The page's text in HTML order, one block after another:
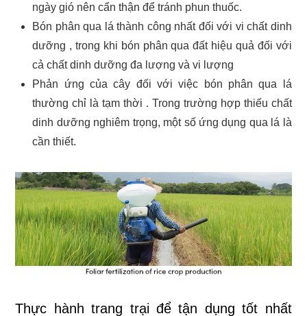
ngày gió nên cẩn thận để tránh phun thuốc.
Bón phân qua lá thành công nhất đối với vi chất dinh
dưỡng , trong khi bón phân qua đất hiệu quả đối với
cả chất dinh dưỡng đa lượng và vi lượng
Phản ứng của cây đối với việc bón phân qua lá
thường chỉ là tạm thời . Trong trường hợp thiếu chất
dinh dưỡng nghiêm trọng, một số ứng dụng qua lá là
cần thiết.
Thực hành trang trại để tận dụng tốt nhất